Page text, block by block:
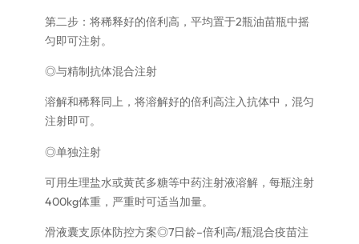
第二步：将稀释好的倍利高，平均置于2瓶油苗瓶中摇
匀即可注射。
◎与精制抗体混合注射
溶解和稀释同上，将溶解好的倍利高注入抗体中，混匀
注射即可。
◎单独注射
可用生理盐水或黄芪多糖等中药注射液溶解，每瓶注射
400kg体重，严重时可适当加量。
滑液囊支原体防控方案◎7日龄–倍利高/瓶混合疫苗注